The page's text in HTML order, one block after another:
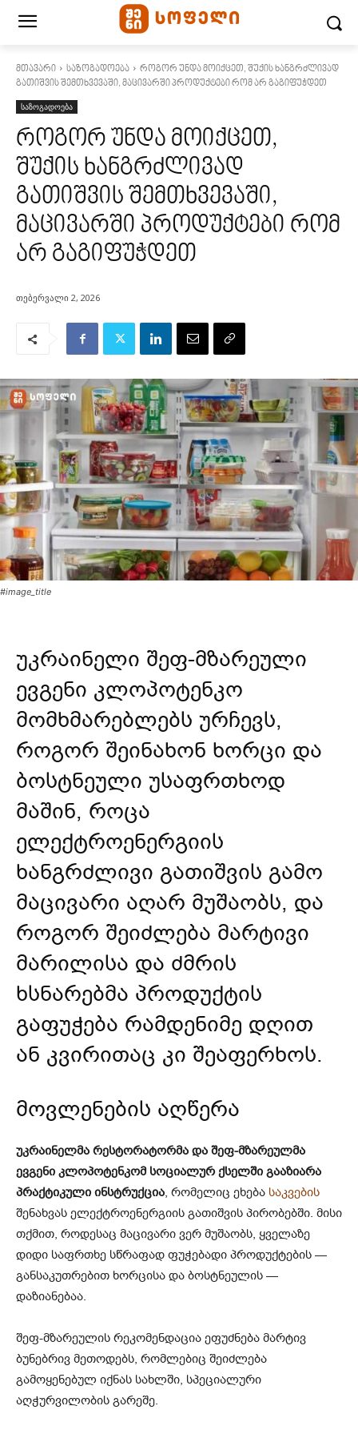
მთავარი საზოგადოება
როგორ უნდა მოიქცეთ, შუქის ხანგრძლივად
გათიშვის შემთხვევაში, მაცივარში პროდუქტები რომ არ გაგიფუჭდეთ
საზოგადოება
როგორ უნდა მოიქცეთ,
შუქის ხანგრძლივად
გათიშვის შემთხვევაში,
მაცივარში პროდუქტები რომ
არ გაგიფუჭდეთ
თებერვალი 2, 2026
#image_title
უკრაინელი შეფ-მზარეული
ევგენი კლოპოტენკო
მომხმარებლებს ურჩევს,
როგორ შეინახონ ხორცი და
ბოსტნეული უსაფრთხოდ
მაშინ, როცა
ელექტროენერგიის
ხანგრძლივი გათიშვის გამო
მაცივარი აღარ მუშაობს, და
როგორ შეიძლება მარტივი
მარილისა და ძმრის
ხსნარებმა პროდუქტის
გაფუჭება რამდენიმე დღით
ან კვირითაც კი შეაფერხოს.
მოვლენების აღწერა
უკრაინელმა რესტორატორმა და შეფ-მზარეულმა
ევგენი კლოპოტენკომ სოციალურ ქსელში გააზიარა
პრაქტიკული ინსტრუქცია, რომელიც ეხება საკვების
შენახვას ელექტროენერგიის გათიშვის პირობებში. მისი
თქმით, როდესაც მაცივარი ვერ მუშაობს, ყველაზე
დიდი საფრთხე სწრაფად ფუჭებადი პროდუქტების —
განსაკუთრებით ხორცისა და ბოსტნეულის —
დაზიანებაა.
შეფ-მზარეულის რეკომენდაცია ეფუძნება მარტივ
ბუნებრივ მეთოდებს, რომლებიც შეიძლება
გამოყენებულ იქნას სახლში, სპეციალური
აღჭურვილობის გარეშე.